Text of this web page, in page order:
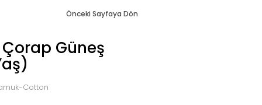
Önceki Sayfaya Dön
Güneş
Cotton